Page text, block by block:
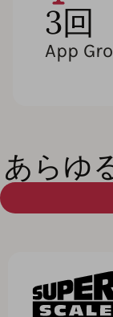
3回
App
あらゆ